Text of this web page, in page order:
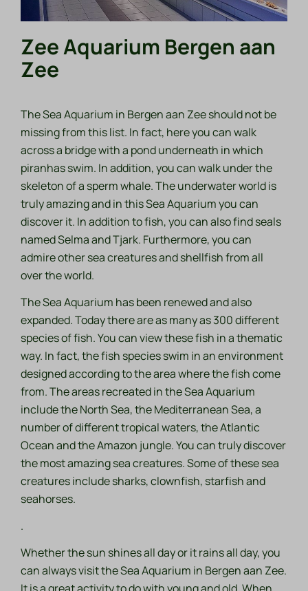
Zee Aquarium Bergen aan
Zee
The Sea Aquarium in Bergen aan Zee should not be
missing from this list. In fact, here you can walk
across a bridge with a pond underneath in which
piranhas swim. In addition, you can walk under the
skeleton of a sperm whale. The underwater world is
truly amazing and in this Sea Aquarium you can
discover it. In addition to fish, you can also find seals
named Selma and Tjark. Furthermore, you can
admire other sea creatures and shellfish from all
over the world.
The Sea Aquarium has been renewed and also
expanded. Today there are as many as 300 different
species of fish. You can view these fish in a thematic
way. In fact, the fish species swim in an environment
designed according to the area where the fish come
from. The areas recreated in the Sea Aquarium
include the North Sea, the Mediterranean Sea, a
number of different tropical waters, the Atlantic
Ocean and the Amazon jungle. You can truly discover
the most amazing sea creatures. Some of these sea
creatures include sharks, clownfish, starfish and
seahorses.
.
Whether the sun shines all day or it rains all day, you
can always visit the Sea Aquarium in Bergen aan Zee.